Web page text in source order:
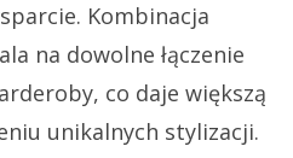
Kombinacja
na dowolne łączenie
co daje większą
unikalnych stylizacji.